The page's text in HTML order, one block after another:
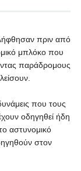
πριν από
μπλόκο που
παράδρομους
που τους
οδηγηθεί ήδη
αστυνομικό
στον